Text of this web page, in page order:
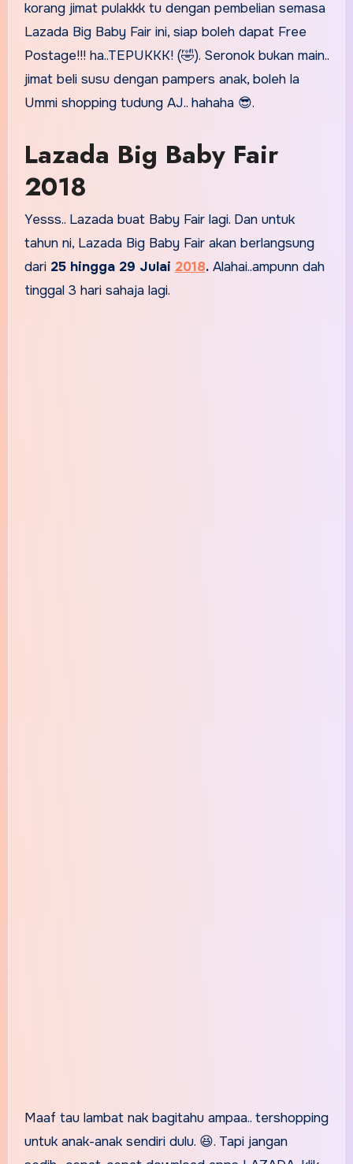
korang jimat pulakkk tu dengan pembelian semasa
Lazada Big Baby Fair ini, siap boleh dapat Free
Postage!!! ha..TEPUKKK! (🤣). Seronok bukan main..
jimat beli susu dengan pampers anak, boleh la
Ummi shopping tudung AJ.. hahaha 😎.
Lazada Big Baby Fair
2018
Yesss.. Lazada buat Baby Fair lagi. Dan untuk
tahun ni, Lazada Big Baby Fair akan berlangsung
dari 25 hingga 29 Julai 2018.Alahai..ampunn dah
tinggal 3 hari sahaja lagi.
Maaf tau lambat nak bagitahu ampaa.. tershopping
untuk anak-anak sendiri dulu. 😆. Tapi jangan